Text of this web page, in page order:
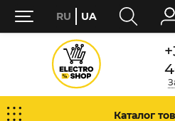
Каталог
RU UA